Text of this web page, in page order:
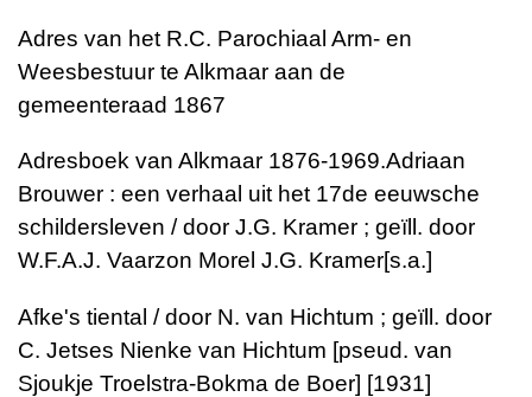
Adres van het R.C. Parochiaal Arm- en
Weesbestuur te Alkmaar aan de
gemeenteraad 1867
Adresboek van Alkmaar 1876-1969.Adriaan
Brouwer : een verhaal uit het 17de eeuwsche
schildersleven / door J.G. Kramer ; geïll. door
W.F.A.J. Vaarzon Morel J.G. Kramer[s.a.]
Afke's tiental / door N. van Hichtum ; geïll. door
C. Jetses Nienke van Hichtum [pseud. van
Sjoukje Troelstra-Bokma de Boer] [1931]